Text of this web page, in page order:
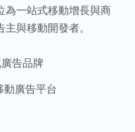
為一站式移動增長與商
與移動開發者。
告品牌
動廣告平台